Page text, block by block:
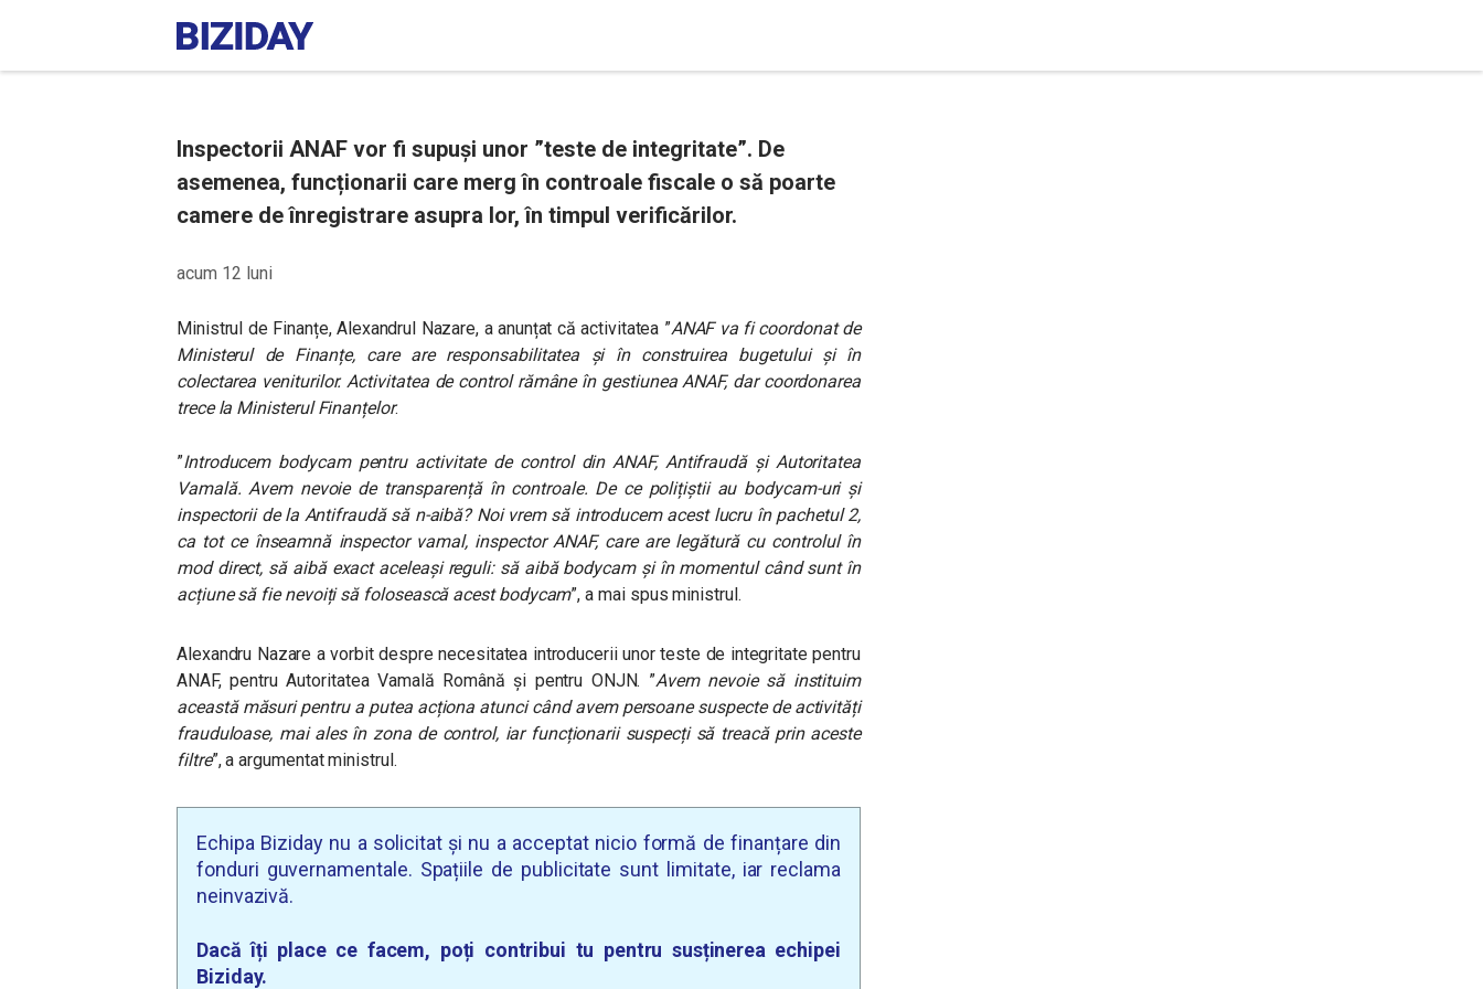
Inspectorii ANAF vor fi supuși unor ”teste de integritate”. De
asemenea, funcționarii care merg în controale fiscale o să poarte
camere de înregistrare asupra lor, în timpul verificărilor.
acum 12 luni
Ministrul de Finanțe, Alexandrul Nazare, a anunțat că activitatea ”ANAF va fi coordonat de
Ministerul de Finanțe, care are responsabilitatea și în construirea bugetului și în
colectarea veniturilor. Activitatea de control rămâne în gestiunea ANAF, dar coordonarea
trece la Ministerul Finanțelor.
”Introducem bodycam pentru activitate de control din ANAF, Antifraudă și Autoritatea
Vamală. Avem nevoie de transparență în controale. De ce polițiștii au bodycam-uri și
inspectorii de la Antifraudă să n-aibă? Noi vrem să introducem acest lucru în pachetul 2,
ca tot ce înseamnă inspector vamal, inspector ANAF, care are legătură cu controlul în
mod direct, să aibă exact aceleași reguli: să aibă bodycam și în momentul când sunt în
acțiune să fie nevoiți să folosească acest bodycam”, a mai spus ministrul.
Alexandru Nazare a vorbit despre necesitatea introducerii unor teste de integritate pentru
ANAF, pentru Autoritatea Vamală Română și pentru ONJN. ”Avem nevoie să instituim
această măsuri pentru a putea acționa atunci când avem persoane suspecte de activități
frauduloase, mai ales în zona de control, iar funcționarii suspecți să treacă prin aceste
filtre”, a argumentat ministrul.
Echipa Biziday nu a solicitat și nu a acceptat nicio formă de finanțare din
fonduri guvernamentale. Spațiile de publicitate sunt limitate, iar reclama
neinvazivă.
Dacă îți place ce facem, poți contribui tu pentru susținerea echipei
Biziday.